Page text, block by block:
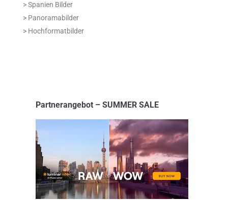
> Spanien Bilder
> Panoramabilder
> Hochformatbilder
Partnerangebot – SUMMER SALE